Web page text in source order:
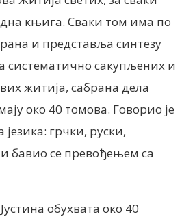
књига. Сваки том има по
и представља синтезу
систематично сакупљених и
житија, сабрана дела
око 40 томова. Говорио је
грчки, руски,
бавио се превођењем са
обухвата око 40